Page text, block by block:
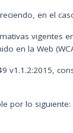
en el
vigentes
en la Web
v1.1.2:2015,
por lo siguiente: